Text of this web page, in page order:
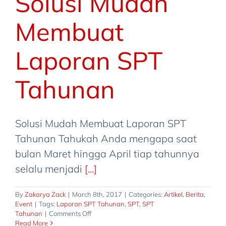
Membuat
Laporan SPT
Tahunan
Solusi Mudah Membuat Laporan SPT
Tahunan Tahukah Anda mengapa saat
bulan Maret hingga April tiap tahunnya
selalu menjadi [...]
ByZakarya Zack | March 8th, 2017 | Categories: Artikel Berita
Event | Tags: Laporan SPT Tahunan SPT, SPT
Tahunan | Comments Offon
Read More